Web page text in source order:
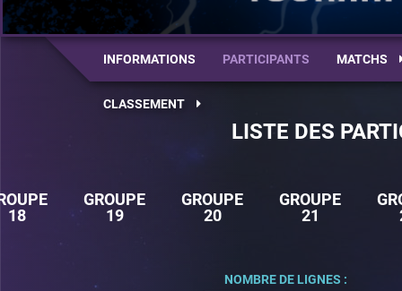
INFORMATIONS PARTICIPANTS MATCHS
CLASSEMENT
LISTE DES
18
GROUPE
19
GROUPE
20
GROUPE
21
NOMBRE DE LIGNES :